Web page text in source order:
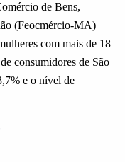
de Bens,
(Feocmércio-MA)
com mais de 18
consumidores de São
e o nível de